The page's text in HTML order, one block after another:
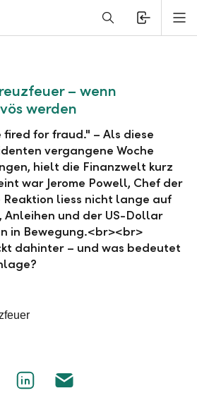
– wenn
werden
for fraud." – Als diese
vergangene Woche
hielt die Finanzwelt kurz
war Jerome Powell, Chef der
Reaktion liess nicht lange auf
Anleihen und der US-Dollar
in Bewegung.<br><br>
dahinter – und was bedeutet
WhatsAppLinkedIn